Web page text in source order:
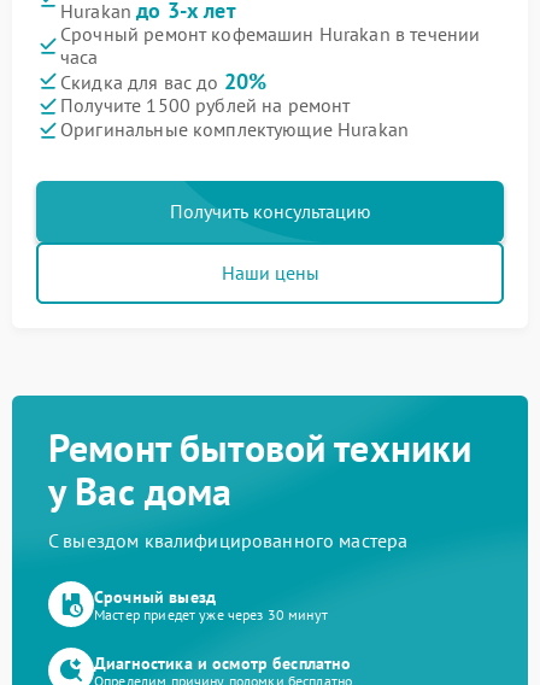
Hurakanдо 3-х лет
Срочный ремонт кофемашин Hurakan в течении
часа
Скидка для вас до 20%
Получите 1500 рублей на ремонт
Оригинальные комплектующие Hurakan
Получить консультацию
Наши цены
Ремонт бытовой техники
у Вас дома
С выездом квалифицированного мастера
Срочный выезд
Мастер приедет уже через 30 минут
Диагностика и осмотр бесплатно
Определим причину поломки бесплатно